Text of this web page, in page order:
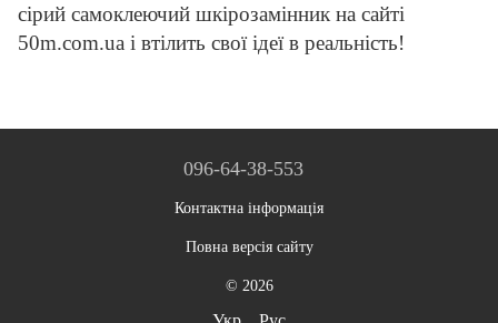
сірий самоклеючий шкірозамінник на сайті
50m.com.ua і втілить свої ідеї в реальність!
096-64-38-553
Контактна інформація
Повна версія сайту
© 2026